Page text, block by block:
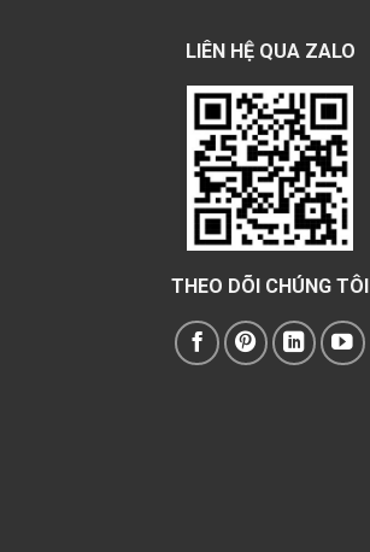
LIÊN HỆ QUA ZALO
THEO DÕI CHÚNG TÔI